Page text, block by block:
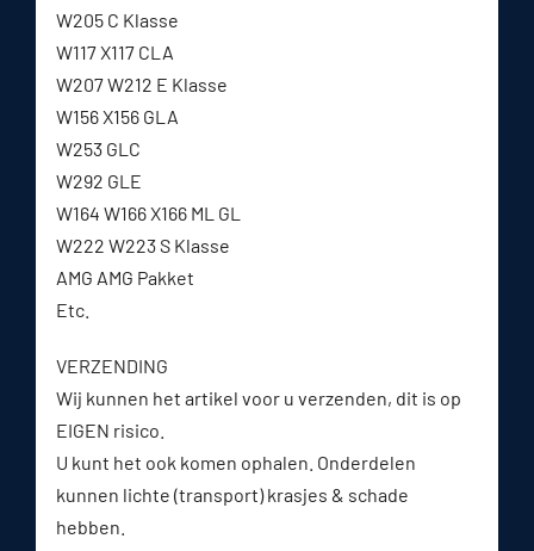
W205 C Klasse
W117 X117 CLA
W207 W212 E Klasse
W156 X156 GLA
W253 GLC
W292 GLE
W164 W166 X166 ML GL
W222 W223 S Klasse
AMG AMG Pakket
Etc.
VERZENDING
Wij kunnen het artikel voor u verzenden, dit is op
EIGEN risico.
U kunt het ook komen ophalen. Onderdelen
kunnen lichte (transport) krasjes & schade
hebben.